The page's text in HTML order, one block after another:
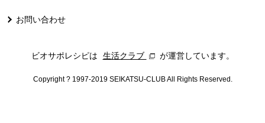
お問い合わせ
ビオサポレシピは 生活クラブ 別のウィンドウで開きます。
が運営しています。
Copyright ? 1997-2019 SEIKATSU-CLUB All Rights Reserved.